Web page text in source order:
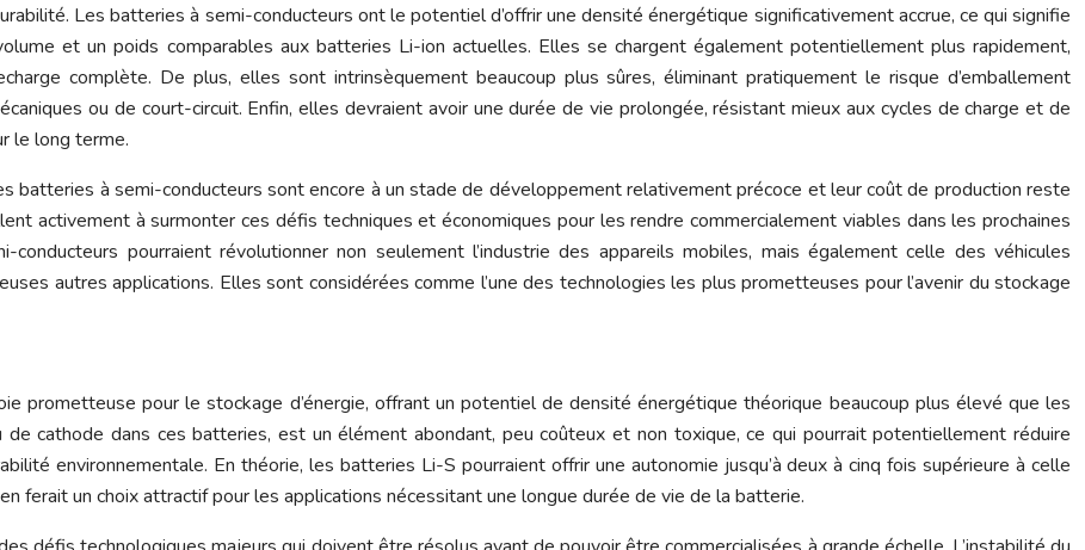
Les batteries à semi-conducteurs ont le potentiel d’offrir une densité énergétique significativement accrue, ce qui signifie
et un poids comparables aux batteries Li-ion actuelles. Elles se chargent également potentiellement plus rapidement,
complète. De plus, elles sont intrinsèquement beaucoup plus sûres, éliminant pratiquement le risque d’emballement
ou de court-circuit. Enfin, elles devraient avoir une durée de vie prolongée, résistant mieux aux cycles de charge et de
le long terme.
à semi-conducteurs sont encore à un stade de développement relativement précoce et leur coût de production reste
activement à surmonter ces défis techniques et économiques pour les rendre commercialement viables dans les prochaines
pourraient révolutionner non seulement l’industrie des appareils mobiles, mais également celle des véhicules
autres applications. Elles sont considérées comme l’une des technologies les plus prometteuses pour l’avenir du stockage
prometteuse pour le stockage d’énergie, offrant un potentiel de densité énergétique théorique beaucoup plus élevé que les
cathode dans ces batteries, est un élément abondant, peu coûteux et non toxique, ce qui pourrait potentiellement réduire
environnementale. En théorie, les batteries Li-S pourraient offrir une autonomie jusqu’à deux à cinq fois supérieure à celle
ferait un choix attractif pour les applications nécessitant une longue durée de vie de la batterie.